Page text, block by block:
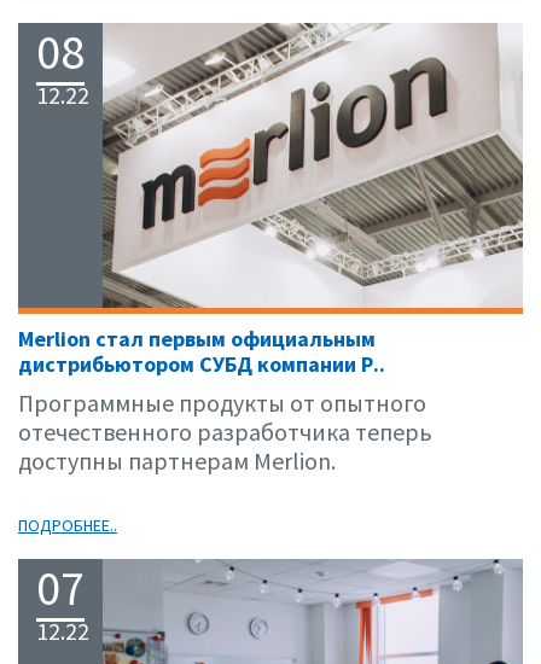
08
12.22
Merlion стал первым официальным
дистрибьютором СУБД компании Р..
Программные продукты от опытного
отечественного разработчика теперь
доступны партнерам Merlion.
ПОДРОБНЕЕ..
07
12.22